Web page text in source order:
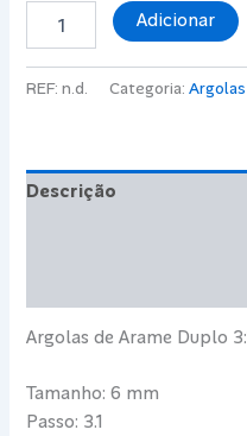
Quantidade
de
3:1
-
Adicionar
REF:n.d. Categoria:Argolas
Descrição
Argolas de Arame Duplo
Tamanho: 6 mm
Passo: 3.1